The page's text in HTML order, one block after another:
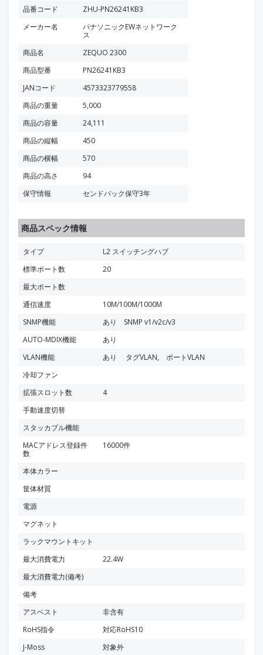
品番コード
ZHU-PN26241KB3
メーカー名
パナソニックEWネットワーク
ス
商品名
ZEQUO 2300
商品型番
PN26241KB3
JANコード
4573323779558
商品の重量
5,000
商品の容量
24,111
商品の縦幅
450
商品の横幅
570
商品の高さ
94
保守情報
センドバック保守3年
商品スペック情報
タイプ
L2 スイッチングハブ
標準ポート数
20
最大ポート数
通信速度
10M/100M/1000M
SNMP機能
あり SNMP v1/v2c/v3
AUTO-MDIX機能
あり
VLAN機能
あり タグVLAN, ポートVLAN
冷却ファン
拡張スロット数
4
手動速度切替
スタッカブル機能
MACアドレス登録件
数
16000件
本体カラー
筐体材質
電源
マグネット
ラックマウントキット
最大消費電力
22.4W
最大消費電力(備考)
備考
アスベスト
非含有
RoHS指令
対応RoHS10
J-Moss
対象外